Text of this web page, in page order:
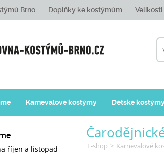
Brno Doplňky ke kostýmům Velikosti
Karnevalové kostýmy Dětské kostýmy
říjen a listopad
E-shop > Karnevalové